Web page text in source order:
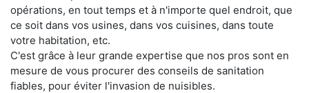
opérations, en tout temps et à n'importe quel endroit, que
ce soit dans vos usines, dans vos cuisines, dans toute
votre habitation, etc.
C'est grâce à leur grande expertise que nos pros sont en
mesure de vous procurer des conseils de sanitation
fiables, pour éviter l'invasion de nuisibles.